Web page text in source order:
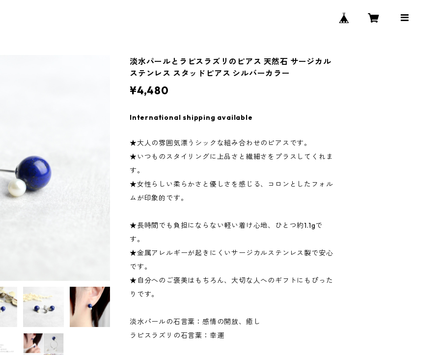
淡水パールとラピスラズリのピアス 天然石 サージカル
ステンレス スタッドピアス シルバーカラー
¥4,480
International shipping available
★大人の雰囲気漂うシックな組み合わせのピアスです。
★いつものスタイリングに上品さと繊細さをプラスしてくれま
す。
★女性らしい柔らかさと優しさを感じる、コロンとしたフォル
ムが印象的です。
★長時間でも負担にならない軽い着け心地、ひとつ約1.1gで
す。
★金属アレルギーが起きにくいサージカルステンレス製で安心
です。
★自分へのご褒美はもちろん、大切な人へのギフトにもぴった
りです。
淡水パールの石言葉：感情の開放、癒し
ラピスラズリの石言葉：幸運